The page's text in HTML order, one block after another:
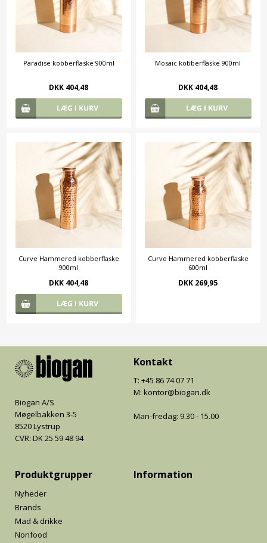
Paradise kobberflaske 900ml
DKK 404,48
Mosaic kobberflaske 900ml
DKK 404,48
Curve Hammered kobberflaske
900ml
DKK 404,48
Curve Hammered kobberflaske
600ml
DKK 269,95
Biogan A/S
Møgelbakken 3-5
8520 Lystrup
CVR: DK 25 59 48 94
Kontakt
T: +45 86 74 07 71
M: kontor@biogan.dk
Man-fredag: 9.30 - 15.00
Produktgrupper
Nyheder
Brands
Mad & drikke
Nonfood
Information